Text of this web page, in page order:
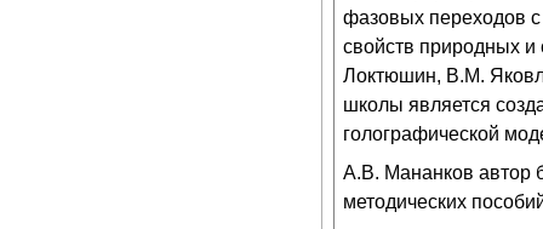
фазовых переходов
свойств природных и
Локтюшин, В.М.
школы является
голографической
А.В. Мананков автор
методических